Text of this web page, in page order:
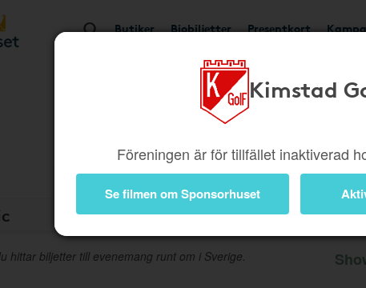
Butiker Biobiljetter Presentkort
Kimstad
Föreningen är för tillfället inaktiverad
Se filmen om Sponsorhuset
Ger 12,5 kr
hittar biljetter till evenemang runt om i Sverige.